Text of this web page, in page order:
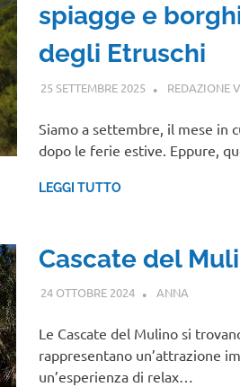
spiagge e
degli Etruschi
25 SETTEMBRE 2025 REDAZIONE
Siamo a settembre, il mese in
dopo le ferie estive. Eppure,
LEGGI TUTTO
Cascate del
24 OTTOBRE 2024 ANNA
Le Cascate del Mulino si
rappresentano un’attrazione
un’esperienza di relax…